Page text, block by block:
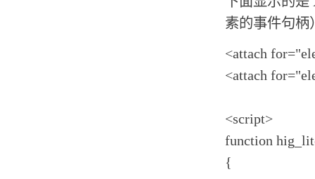
素的事件句柄
<attach
<attach
<script>
function
{